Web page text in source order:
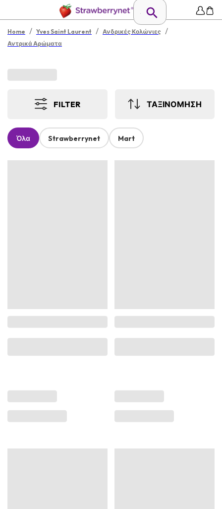
Home / Yves Saint Laurent / Ανδρικές Κολώνιες /
Αντρικά Αρώματα
FILTER ΤΑΞΙΝΟΜΗΣΗ
Όλα Strawberrynet Mart